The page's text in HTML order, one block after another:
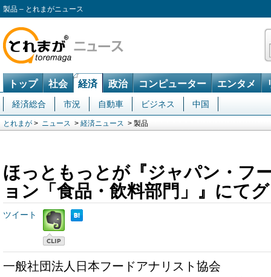
製品 – とれまがニュース
トップ 社会 経済 政治 コンピューター エンタメ
経済総合 市況 自動車 ビジネス 中国
とれまが > ニュース > 経済ニュース > 製品
ほっともっとが『ジャパン・フ
ョン「食品・飲料部門」』にて
ツイート
一般社団法人日本フードアナリスト協会